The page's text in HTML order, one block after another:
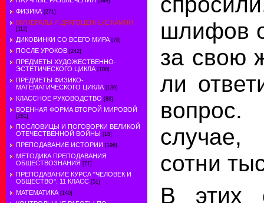
ФИЗИКА [271]
МИНЕРАЛЫ И ДРАГОЦЕННЫЕ КАМНИ
[112]
ДИКОВИНКИ СО ВСЕГО МИРА [78]
ПОСЛЕ УРОКОВ [242]
ПРЕДМЕТЫ ХУДОЖЕСТВЕННО-
ЭСТЕТИЧЕСКОГО ЦИКЛА [100]
ПРЕДМЕТЫ ФИЗИКО-
МАТЕМАТИЧЕСКОГО ЦИКЛА [139]
КЛАССНОЕ РУКОВОДСТВО [88]
ВОЕННАЯ ФОРМА ВТОРОЙ МИРОВОЙ
[281]
ПОСЛОВИЦЫ И ПОГОВОРКИ ВЕЛИКОЙ
ОТЕЧЕСТВЕННОЙ ВОЙНЫ [18]
ПРЕПОДАВАНИЕ ИСТОРИИ [196]
МЕТОДИКА ПРЕПОДАВАНИЯ
ОБЩЕСТВОЗНАНИЯ [71]
ПРЕПОДАВАНИЕ КУРСА "ЧЕЛОВЕК И
ОБЩЕСТВО". 11 КЛАСС [51]
МАТЕМАТИКА [140]
шлифов
за свою
ли
сотни
В этих